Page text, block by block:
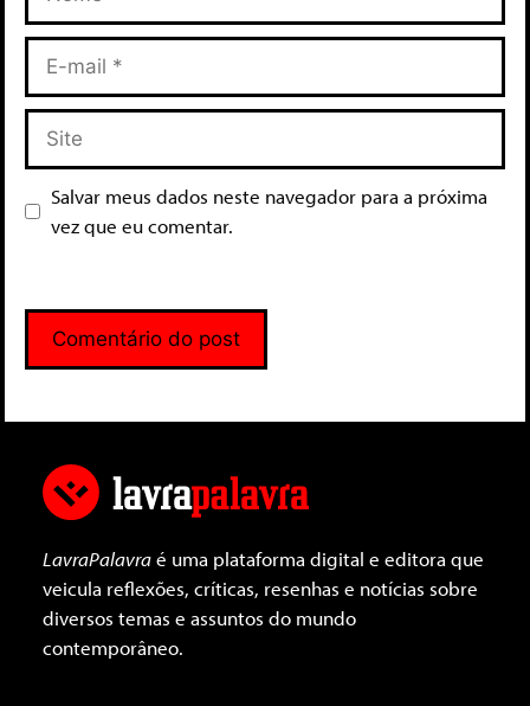
Salvar meus dados neste navegador para a próxima
vez que eu comentar.
LavraPalavraé uma plataforma digital e editora que
veicula reflexões, críticas, resenhas e notícias sobre
diversos temas e assuntos do mundo
contemporâneo.